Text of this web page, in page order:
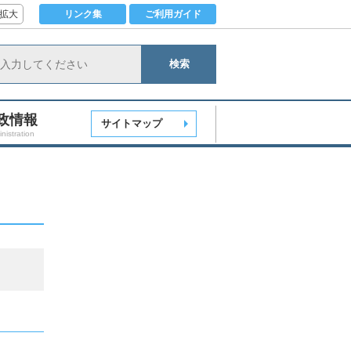
拡大 リンク集 ご利用ガイド
検索
情報 サイトマップ